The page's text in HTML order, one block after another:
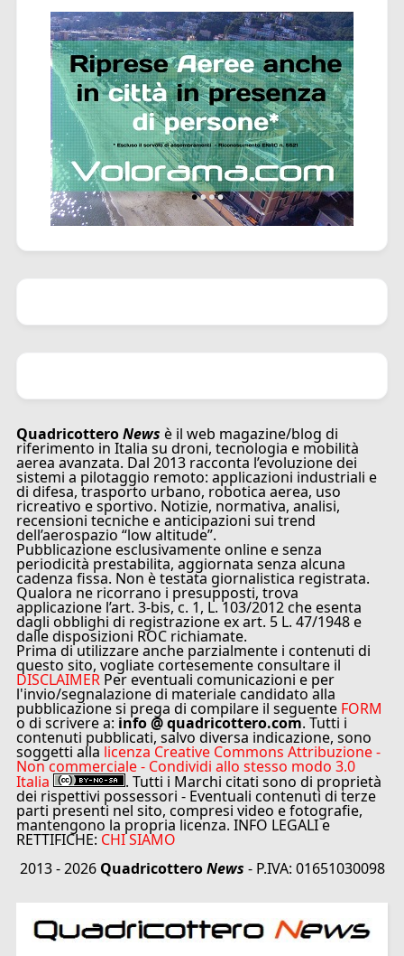
QuadricotteroNews è il web magazine/blog di
riferimento in Italia su droni, tecnologia e mobilità
aerea avanzata. Dal 2013 racconta l’evoluzione dei
sistemi a pilotaggio remoto: applicazioni industriali e
di difesa, trasporto urbano, robotica aerea, uso
ricreativo e sportivo. Notizie, normativa, analisi,
recensioni tecniche e anticipazioni sui trend
dell’aerospazio “low altitude”.
Pubblicazione esclusivamente online e senza
periodicità prestabilita, aggiornata senza alcuna
cadenza fissa. Non è testata giornalistica registrata.
Qualora ne ricorrano i presupposti, trova
applicazione l’art. 3-bis, c. 1, L. 103/2012 che esenta
dagli obblighi di registrazione ex art. 5 L. 47/1948 e
dalle disposizioni ROC richiamate.
Prima di utilizzare anche parzialmente i contenuti di
questo sito, vogliate cortesemente consultare il
DISCLAIMER Per eventuali comunicazioni e per
l'invio/segnalazione di materiale candidato alla
pubblicazione si prega di compilare il seguente FORM
o di scrivere a: info @ quadricottero.com. Tutti i
contenuti pubblicati, salvo diversa indicazione, sono
soggetti alla licenza Creative Commons Attribuzione -
Non commerciale - Condividi allo stesso modo 3.0
Italia . Tutti i Marchi citati sono di proprietà
dei rispettivi possessori - Eventuali contenuti di terze
parti presenti nel sito, compresi video e fotografie,
mantengono la propria licenza. INFO LEGALI e
RETTIFICHE: CHI SIAMO
2013 - 2026 QuadricotteroNews - P.IVA: 01651030098